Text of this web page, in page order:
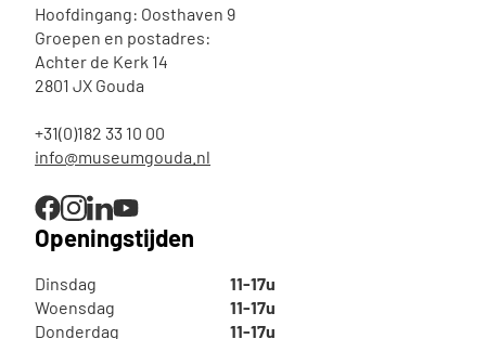
Hoofdingang: Oosthaven 9
Groepen en postadres:
Achter de Kerk 14
2801 JX Gouda
+31(0)182 33 10 00
info@museumgouda.nl
Openingstijden
Dinsdag
11-17u
Woensdag
11-17u
Donderdag
11-17u